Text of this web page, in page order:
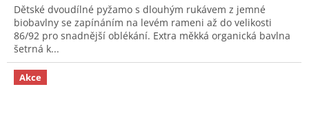
Dětské dvoudílné pyžamo s dlouhým rukávem z jemné
biobavlny se zapínáním na levém rameni až do velikosti
86/92 pro snadnější oblékání. Extra měkká organická bavlna
šetrná k...
Akce